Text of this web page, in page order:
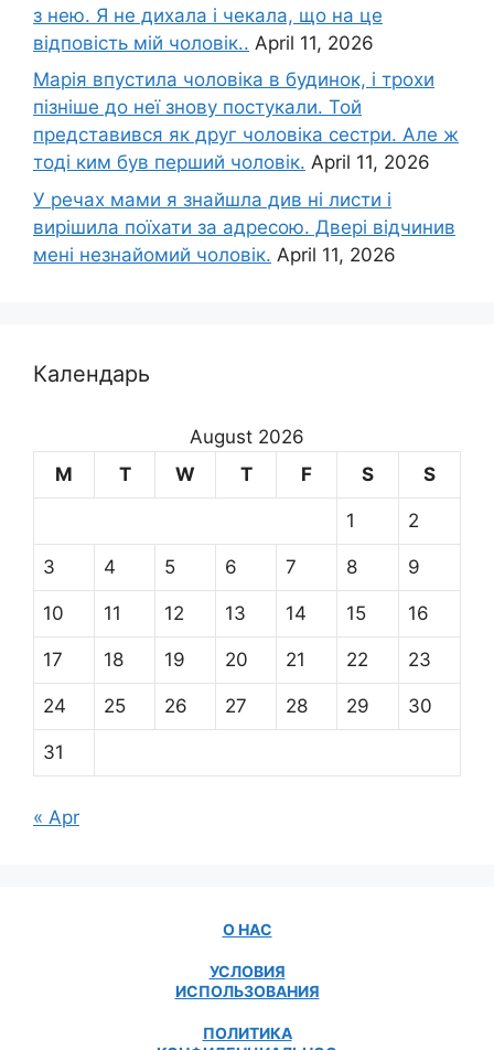
з нею. Я не дихала і чекала, що на це
відповість мій чоловік.. April 11, 2026
Марія впустила чоловіка в будинок, і трохи
пізніше до неї знову постукали. Той
представився як друг чоловіка сестри. Але ж
тоді ким був перший чоловік. April 11, 2026
У речах мами я знайшла див ні листи і
вирішила поїхати за адресою. Двері відчинив
мені незнайомий чоловік. April 11, 2026
Календарь
August 2026
M
T W T F S S
1 2
3 4 5 6 7 8 9
10 11 12 13 14 15 16
17 18 19 20 21 22 23
24 25 26 27 28 29 30
31
« Apr
О НАС
УСЛОВИЯ
ИСПОЛЬЗОВАНИЯ
ПОЛИТИКА